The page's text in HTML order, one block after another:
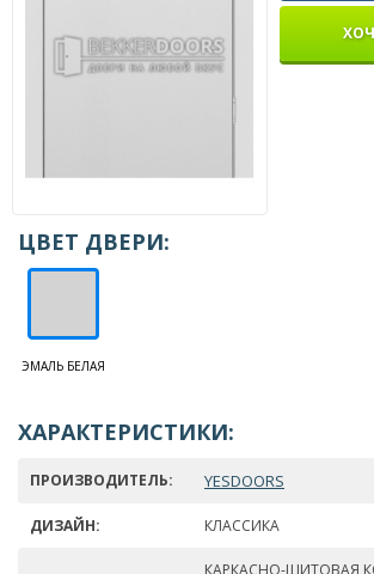
ЦВЕТ ДВЕРИ:
ЭМАЛЬ БЕЛАЯ
ХАРАКТЕРИСТИКИ:
ПРОИЗВОДИТЕЛЬ: YESDOORS
ДИЗАЙН: КЛАССИКА